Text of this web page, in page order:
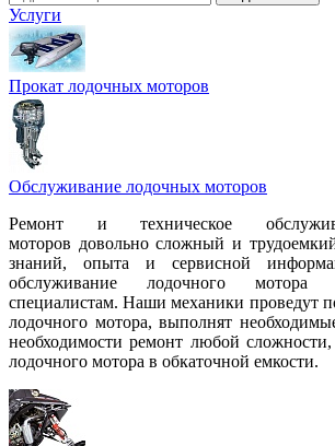
Услуги
Прокат лодочных моторов
Обслуживание лодочных моторов
Ремонт и техническое
моторов довольно сложный и
знаний, опыта и сервисной
обслуживание лодочного мотора
специалистам. Наши механики проведут
лодочного мотора, выполнят
необходимости ремонт любой
лодочного мотора в обкаточной емкости.